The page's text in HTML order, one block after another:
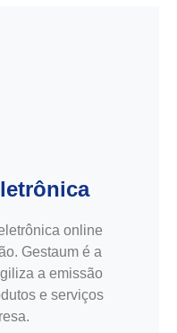
online
Gestaum é a
a emissão
e serviços